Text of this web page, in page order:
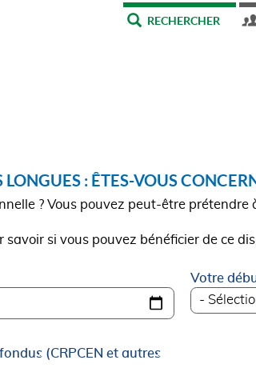
MENURECHERCHER
: ÊTES-VOUS
? Vous pouvez peut-être
si vous pouvez bénéficier de ce
Votre
(CRPCEN et autres